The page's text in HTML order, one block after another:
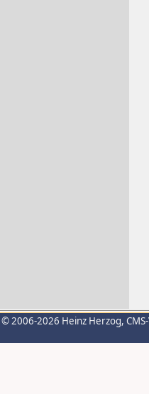
© 2006-2026 Heinz Herzog,